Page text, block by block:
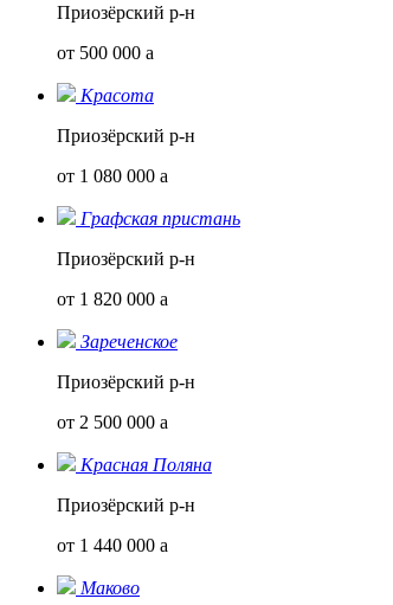
Приозёрский р-н
от 500 000 a
Красота
Приозёрский р-н
от 1 080 000 a
Графская пристань
Приозёрский р-н
от 1 820 000 a
Зареченское
Приозёрский р-н
от 2 500 000 a
Красная Поляна
Приозёрский р-н
от 1 440 000 a
Маково